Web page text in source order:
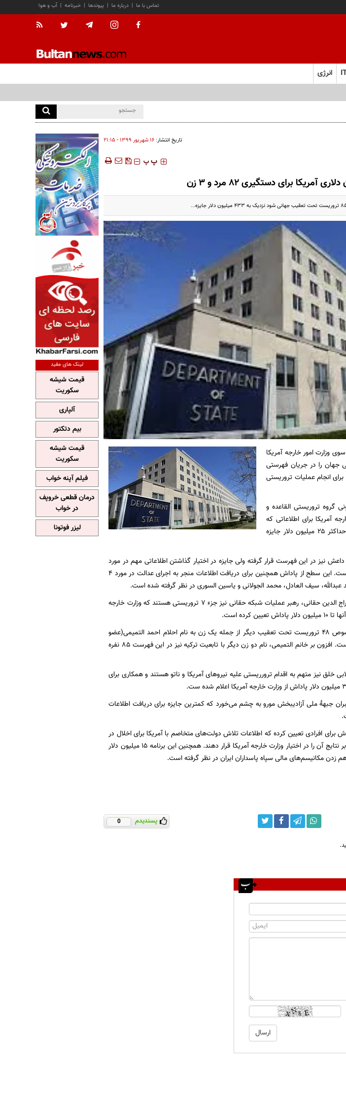
آب و هوا | خبرنامه | پیوندها | درباره ما | تماس با ما
انرژی
تاریخ انتشار: ۱۶ شهريور ۱۳۹۹ - ۲۱:۱۵
‍‍‍ پ پ
وزارت امور خارجه آمریکا
جهان را در جریان فهرستی
برای انجام عملیات تروریستی
گروه تروریستی القاعده و
آمریکا برای اطلاعاتی که
منجر به دستگیری و اجرای عدالت در مورد او شود، حداکثر ۲۵ میلیون دلار جایزه
نیز در این فهرست قرار گرفته ولی جایزه در اختیار گذاشتن اطلاعاتی مهم در مورد
محل اختفای او تا سقف ۱۰ میلیون دلار تعیین شده است. این سطح از پاداش همچنین برای دریافت اطلاعات منجر به اجرای عدالت در مورد ۴
عبدالله، سیف العادل، محمد الجولانی و یاسین السوری در نظر گرفته شده است.
البته حافظ محمد سعید، بنیانگذار جماعت الدعوا و سراج الدین حقانی، رهبر عملیات شبکه حقانی نیز جزء ۷ تروریستی هستند که وزارت خارجه
است.
در این فهرست برای همکاری در اجرای عدالت در خصوص ۴۸ تروریست تحت تعقیب دیگر از جمله یک زن به نام احلام احمد التمیمی(عضو
گروه حماس) تا ۵ میلیون دلار جایزه مشخص شده است. افزون بر خانم التمیمی، نام دو زن دیگر با تابعیت ترکیه نیز در این فهرست ۸۵ نفره
نیز متهم به اقدام ترورریستی علیه نیروهای آمریکا و ناتو هستند و همکاری برای
جبهۀ ملی آزادیبخش مورو به چشم می‌خورد که کمترین جایزه برای دریافت اطلاعات
اخیرا نیز ۱۰ میلیون دلار پاداش برای افرادی تعیین کرده که اطلاعات تلاش دولت‌های متخاصم با آمریکا برای اخلال در
انتخابات ریاست جمهوری سوم نوامبر و یا تاثیرگذاری بر نتایج آن را در اختیار وزارت خارجه آمریکا قرار دهند. همچنین این برنامه ۱۵ میلیون دلار
زدن مکانیسم‌های مالی سپاه پاسداران ایران در نظر گرفته است.
پسندیدم 0
لینک های مفید
قیمت شیشه
سکوریت
آلپاری
بیم دتکتور
قیمت شیشه
سکوریت
فیلم آپنه خواب
درمان قطعی خروپف
در خواب
لیزر فوتونا